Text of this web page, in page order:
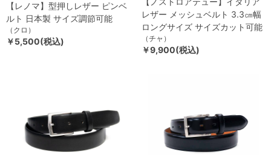
【レノマ】型押しレザー ピンベ
ルト 日本製 サイズ調節可能
（クロ）
￥5,500(税込)
レザー メッシュベルト 3.3㎝幅
ロングサイズ サイズカット可能
（チャ）
￥9,900(税込)